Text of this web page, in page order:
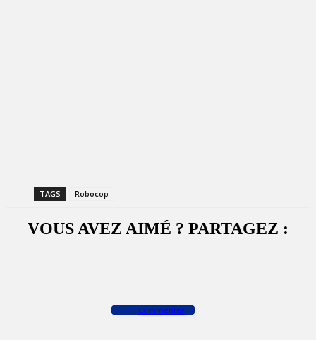
TAGS Robocop
VOUS AVEZ AIMÉ ? PARTAGEZ :
Commenter